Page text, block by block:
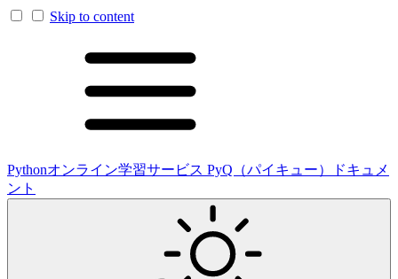
Skip to content
Pythonオンライン学習サービス PyQ（パイキュー）ドキュメ
ント